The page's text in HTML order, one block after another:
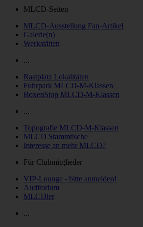
MLCD-Seiten
MLCD-Ausstellung Fan-Artikel
Galerie(n)
Werkstätten
...
Rastplatz Lokalitäten
Fuhrpark MLCD-M-Klassen
BoxenStop MLCD-M-Klassen
...
Topografie MLCD-M-Klassen
MLCD Stammtische
Interesse an mehr MLCD?
Für Clubmitglieder
VIP-Lounge - bitte anmelden!
Auditorium
MLCDler
...